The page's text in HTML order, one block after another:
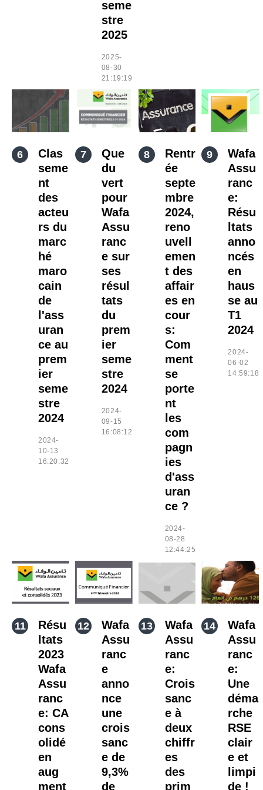
seme
stre
2025
2025-
08-30
21:19:19
Clas
seme
nt
des
acteu
rs du
marc
hé
maro
cain
de
l'ass
uran
ce au
prem
ier
seme
stre
2024
2024-
10-13
16:20:32
Que
du
vert
pour
Wafa
Assu
ranc
e sur
ses
résul
tats
du
prem
ier
seme
stre
2024
2024-
09-15
16:08:12
Rentr
ée
septe
mbre
2024,
reno
uvell
emen
t des
affair
es en
cour
s:
Com
ment
se
porte
nt
les
com
pagn
ies
d'ass
uran
ce ?
2024-
08-28
12:44:25
Wafa
Assu
ranc
e:
Résu
ltats
anno
ncés
en
haus
se au
T1
2024
2024-
06-02
14:59:18
Résu
ltats
2023
Wafa
Assu
ranc
e: CA
cons
olidé
en
aug
ment
Wafa
Assu
ranc
e
anno
nce
une
crois
sanc
e de
9,3%
de
Wafa
Assu
ranc
e:
Crois
sanc
e à
deux
chiffr
es
des
prim
Wafa
Assu
ranc
e:
Une
déma
rche
RSE
clair
e et
limpi
de !